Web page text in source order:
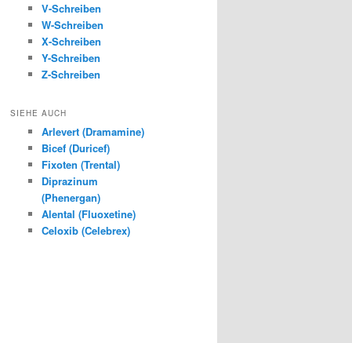
V-Schreiben
W-Schreiben
X-Schreiben
Y-Schreiben
Z-Schreiben
SIEHE AUCH
Arlevert (Dramamine)
Bicef (Duricef)
Fixoten (Trental)
Diprazinum
(Phenergan)
Alental (Fluoxetine)
Celoxib (Celebrex)